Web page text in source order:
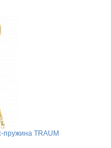
пружина TRAUM